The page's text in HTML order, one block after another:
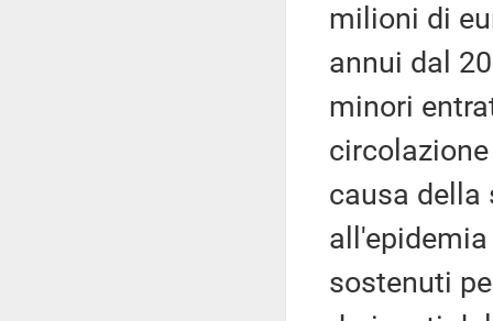
milioni di
annui dal
minori
causa della
sostenuti